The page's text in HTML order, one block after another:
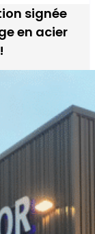
signée
en acier